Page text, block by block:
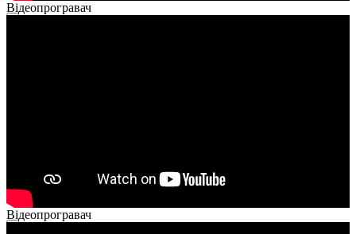
Відеопрогравач
Відеопрогравач